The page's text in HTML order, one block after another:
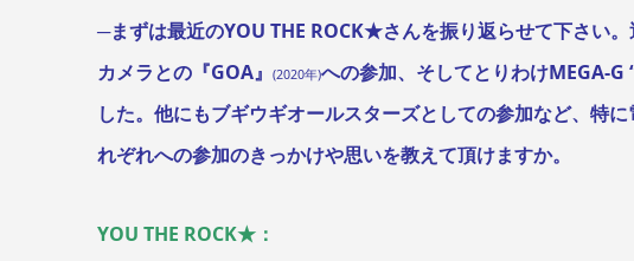
─まずは最近のYOU THE ROCK★さんを振り返らせて下さい。
カメラとの『GOA』
(2020年)への参加、そしてとりわけMEGA-
した。 他にもブギウギオールスターズとしての参加など、特
れぞれへの参加のきっかけや思いを教えて頂けますか。
YOU THE ROCK★：